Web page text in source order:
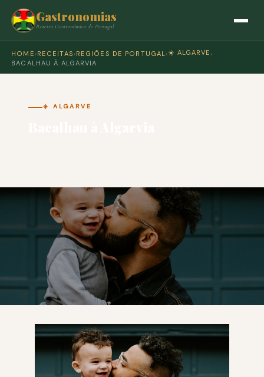
Gastronomias
Roteiro Gastronómico de Portugal
HOME › RECEITAS › REGIÕES DE PORTUGAL › ☀️ ALGARVE ›
BACALHAU À ALGARVIA
☀️ ALGARVE